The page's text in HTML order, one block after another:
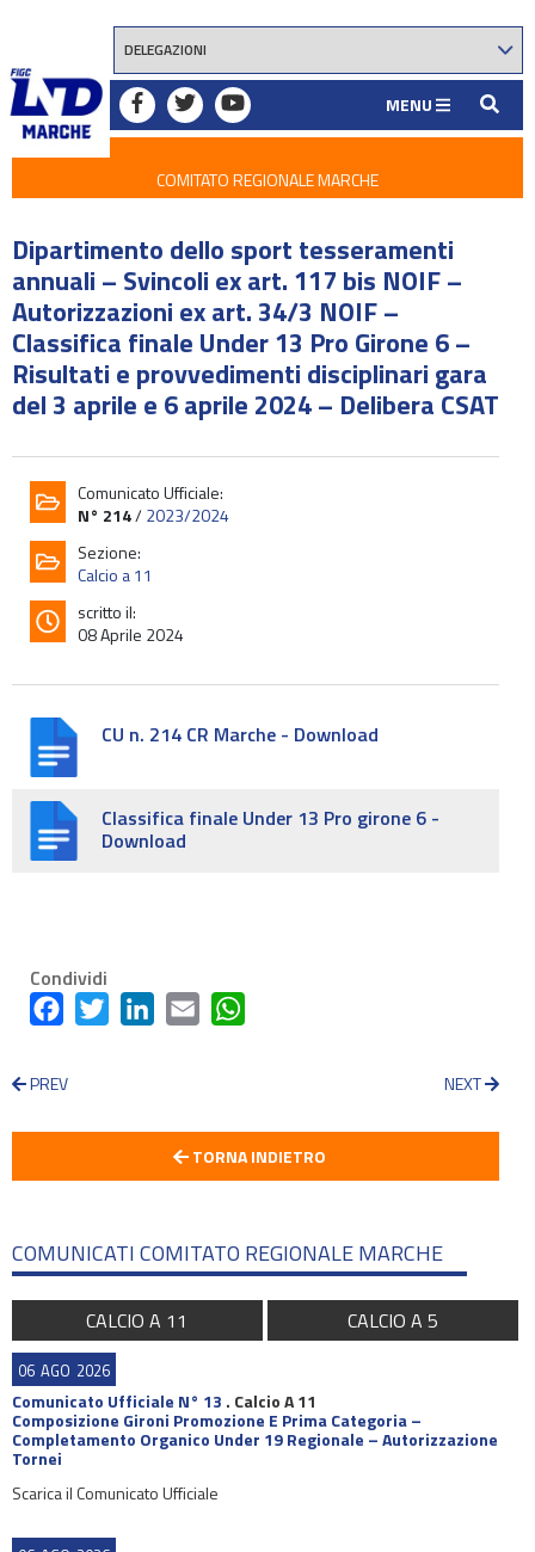
MENU
COMITATO REGIONALE MARCHE
Dipartimento dello sport tesseramenti
annuali – Svincoli ex art. 117 bis NOIF –
Autorizzazioni ex art. 34/3 NOIF –
Classifica finale Under 13 Pro Girone 6 –
Risultati e provvedimenti disciplinari gara
del 3 aprile e 6 aprile 2024 – Delibera CSAT
Comunicato Ufficiale:
N° 214/2023/2024
Sezione:
Calcio a 11
scritto il:
08 Aprile 2024
CU n. 214 CR Marche - Download
Classifica finale Under 13 Pro girone 6 -
Download
Condividi
FacebookTwitter LinkedInEmail
PREV NEXT
TORNA INDIETRO
COMUNICATI COMITATO REGIONALE MARCHE
CALCIO A 11 CALCIO A 5
06 AGO 2026
Comunicato Ufficiale N° 13 . Calcio A 11
Composizione Gironi Promozione E Prima Categoria –
Completamento Organico Under 19 Regionale – Autorizzazione
Tornei
Scarica il Comunicato Ufficiale